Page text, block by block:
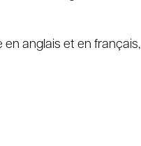
en anglais et en français,